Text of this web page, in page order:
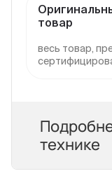
товар
весь товар,
технике